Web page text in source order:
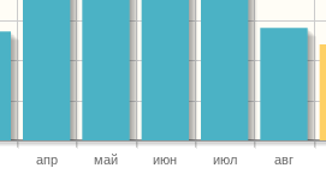
апр май июн июл авг